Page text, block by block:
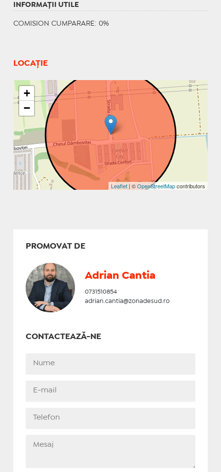
INFORMAŢII UTILE
COMISION CUMPARARE: 0%
LOCAȚIE
+
−
Leaflet | ©OpenStreetMapcontributors
PROMOVAT DE
Adrian Cantia
0731510854
adrian.cantia@zonadesud.ro
CONTACTEAZĂ-NE